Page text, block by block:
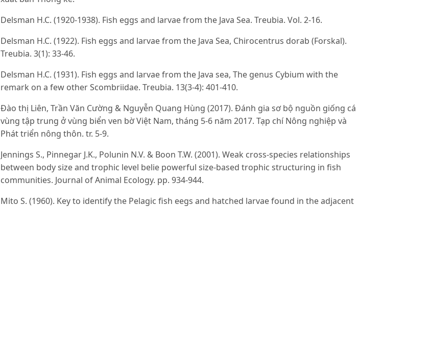
Delsman H.C. (1920-1938). Fish eggs and larvae from the Java Sea. Treubia. Vol. 2-16.
Delsman H.C. (1922). Fish eggs and larvae from the Java Sea, Chirocentrus dorab (Forskal).
Treubia. 3(1): 33-46.
Delsman H.C. (1931). Fish eggs and larvae from the Java sea, The genus Cybium with the
remark on a few other Scombriidae. Treubia. 13(3-4): 401-410.
Đào thị Liên, Trần Văn Cường & Nguyễn Quang Hùng (2017). Đánh gia sơ bộ nguồn giống cá
vùng tập trung ở vùng biển ven bờ Việt Nam, tháng 5-6 năm 2017. Tạp chí Nông nghiệp và
Phát triển nông thôn. tr. 5-9.
Jennings S., Pinnegar J.K., Polunin N.V. & Boon T.W. (2001). Weak cross-species relationships
between body size and trophic level belie powerful size-based trophic structuring in fish
communities. Journal of Animal Ecology. pp. 934-944.
Mito S. (1960). Key to identify the Pelagic fish eegs and hatched larvae found in the adjacent